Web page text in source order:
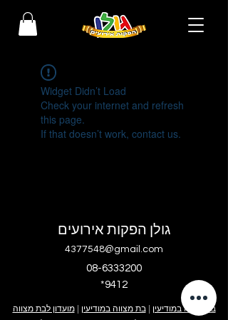
Widget Didn’t Load
Check your internet and refresh
this page.
If that doesn’t work, contact us.
גולן הפקות אירועים
4377548@gmail.com
08-6333200
בר מצווה במודיעין |בת מצווה במודיעין |מועדון לבת מצווה
*9412